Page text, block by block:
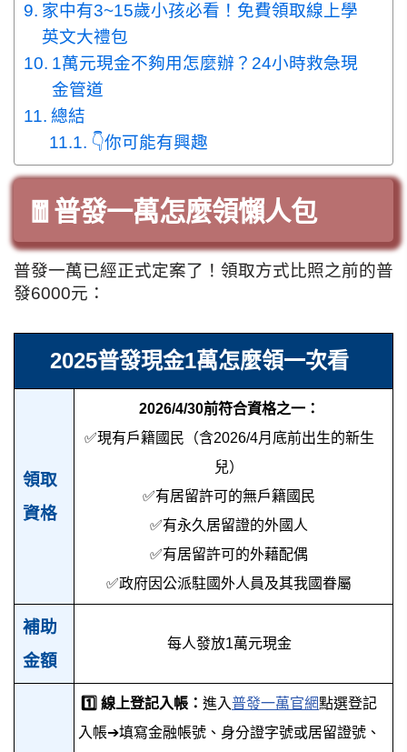
家中有3~15歲小孩必看！免費領取線上學
英文大禮包
1萬元現金不夠用怎麼辦？24小時救急現
金管道
總結
👇你可能有興趣
🧧普發一萬怎麼領懶人包
普發一萬已經正式定案了！領取方式比照之前的普
發6000元：
2025普發現金1萬怎麼領一次看
領取
資格
2026/4/30前符合資格之一：
✅現有戶籍國民（含2026/4月底前出生的新生
兒）
✅有居留許可的無戶籍國民
✅有永久居留證的外國人
✅有居留許可的外藉配偶
✅政府因公派駐國外人員及其我國眷屬
補助
金額
每人發放1萬元現金
1️⃣ 線上登記入帳： 進入普發一萬官網點選登記
入帳➔填寫金融帳號、身分證字號或居留證號、